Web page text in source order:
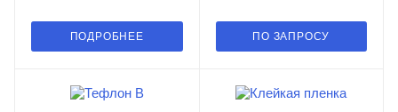
ПОДРОБНЕЕ ПО ЗАПРОСУ